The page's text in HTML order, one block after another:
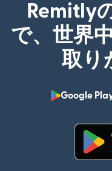
Remitly
で、世界
取り
Google